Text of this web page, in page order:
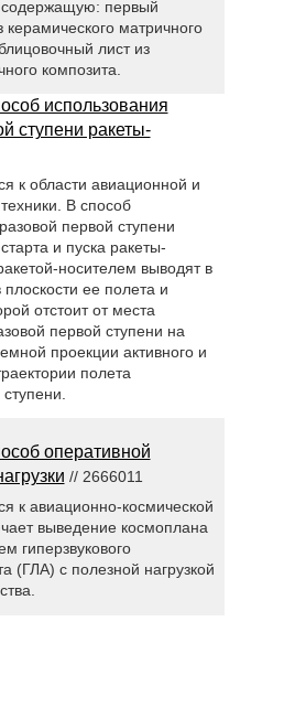
содержащую: первый
матричного
лист из
композита.
использования
ступени ракеты-
к области авиационной и
В способ
первой ступени
и пуска ракеты-
носителем выводят в
ее полета и
отстоит от места
первой ступени на
проекции активного и
полета
оперативной
// 2666011
к авиационно-космической
выведение космоплана
гиперзвукового
(ГЛА) с полезной нагрузкой